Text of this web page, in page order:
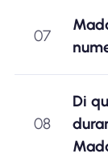
07
08
Di